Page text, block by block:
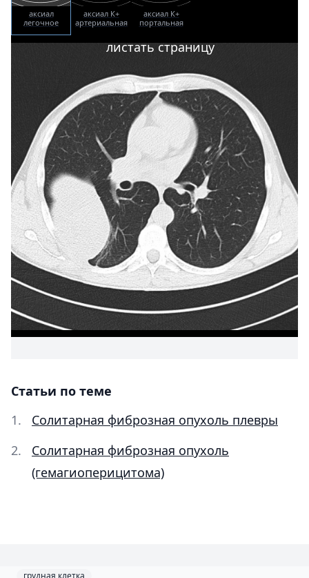
аксиал
легочное
аксиал К+
артериальная
аксиал К+
портальная
листать страницу
Статьи по теме
Солитарная фиброзная опухоль плевры
Солитарная фиброзная опухоль
(гемагиоперицитома)
грудная клетка